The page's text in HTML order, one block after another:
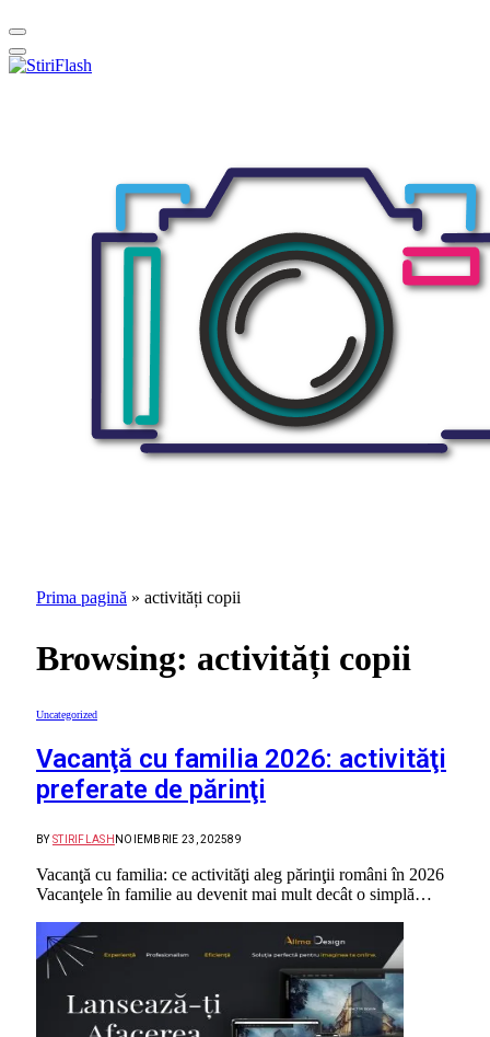
Prima pagină » activități copii
Browsing: activități copii
Uncategorized
Vacanţă cu familia 2026: activităţi
preferate de părinţi
BY STIRIFLASH NOIEMBRIE 23, 202589
Vacanţă cu familia: ce activităţi aleg părinţii români în 2026
Vacanţele în familie au devenit mai mult decât o simplă…